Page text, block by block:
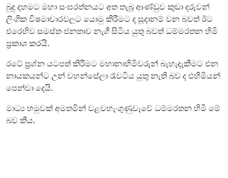
බුදු දහමට මහා සංඝරත්නයට අත තැබූ ආණ්ඩුව කුඩා දරුවන්
ලිංගික විෂමාචාරවලට යොමු කිරීමට ද සූදානම් වන බවත් ඊට
එරෙහිව සමස්ත ජනතාව නැගී සිටිය යුතු බවත් ධම්මරතන හිමි
ප්‍රකාශ කරයි.
රටේ ප්‍රශ්න යටපත් කිරීමට මහානාහිමිවරුන් බැහැදැකීමට එන
නායකයන්ට උන් වහන්සේලා රැවටිය යුතු නැති බව ද එහිමියන්
පෙන්වා දෙයි.
මාධ්‍ය හමුවක් අමතමින් වළවහැංගුණුවැවේ ධම්මරතන හිමි මේ
බව කීය.